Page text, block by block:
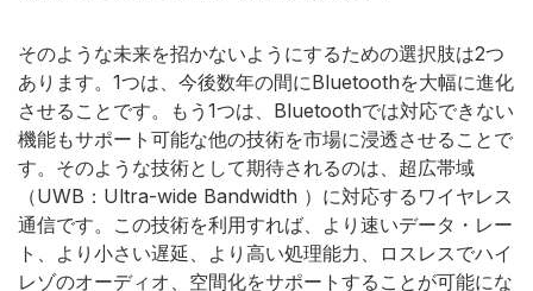
そのような未来を招かないようにするための選択肢は2つ
あります。1つは、今後数年の間にBluetoothを大幅に進化
させることです。もう1つは、Bluetoothでは対応できない
機能もサポート可能な他の技術を市場に浸透させることで
す。そのような技術として期待されるのは、超広帯域
（UWB：Ultra-wide Bandwidth ）に対応するワイヤレス
通信です。この技術を利用すれば、より速いデータ・レー
ト、より小さい遅延、より高い処理能力、ロスレスでハイ
レゾのオーディオ、空間化をサポートすることが可能にな